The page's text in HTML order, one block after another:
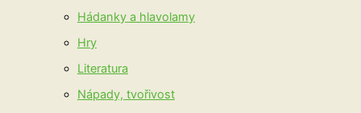
Hádanky a hlavolamy
Hry
Literatura
Nápady, tvořivost